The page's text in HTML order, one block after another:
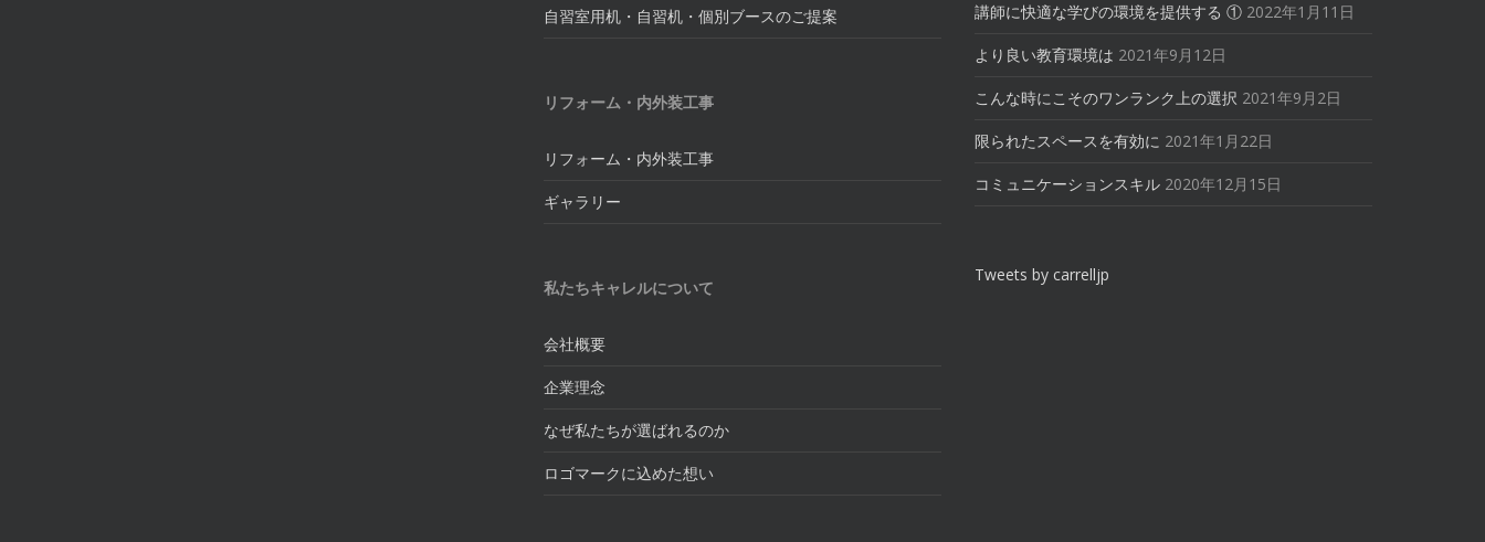
自習室用机・自習机・個別ブースのご提案
リフォーム・内外装工事
リフォーム・内外装工事
ギャラリー
私たちキャレルについて
会社概要
企業理念
なぜ私たちが選ばれるのか
ロゴマークに込めた想い
講師に快適な学びの環境を提供する ① 2022年1月11日
より良い教育環境は 2021年9月12日
こんな時にこそのワンランク上の選択 2021年9月2日
限られたスペースを有効に 2021年1月22日
コミュニケーションスキル 2020年12月15日
Tweets by carrelljp